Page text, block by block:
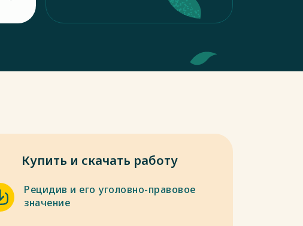
Купить и скачать работу
Рецидив и его уголовно-правовое
значение